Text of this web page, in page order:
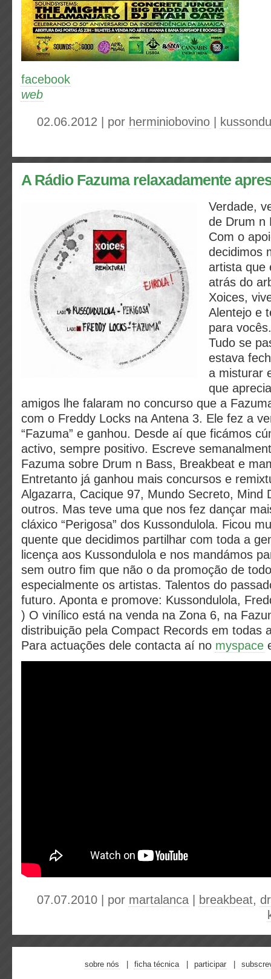
facebook
web
02.06.2012 | por herminiobovino
A Rádio Fazuma relaxadamente
Verdade,
de Drum n
Com o
decidimos
artista que
atrás do
Xoices,
Alentejo e
para vocês.
Tudo se
estava
a misturar
que
amigos lhe falaram no concurso que a
com o Freddy Locks na Antena 3. Ele fez a
“Fazuma” e ganhou. Desde aí que ficámos
activo, sempre positivo. Escreve
Fazuma sobre Drum n Bass, Breakbeat e
Entretanto já ganhou mais concursos e
Algazarra, Cacique 97, Mundo Secreto, Mind
outros. Mas teve uma que nos fez dançar
cláxico “Perigosa” dos Kussondulola. Ficou
quente que decidimos partilhar com toda a
licença aos Kussondulola e nos mandámos
sem outro fim que não o da promoção de
especialmente os artistas. Talentos do
futuro. Aponta e promove: Kussondulola,
) O vinílico está na venda na Zona 6, na
distribuição pela Compact Records em todas
Para actuações dele contacta aí no myspace
07.07.2010 | por martalanca breakbeat,
sobre nós ficha técnica participar